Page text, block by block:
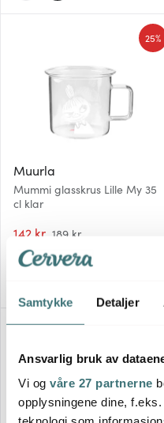
Samtykke Detaljer
Ansvarlig bruk av
Vi og våre 27 partnerne
opplysningene dine,
Muurla
Mummi glasskrus Lille My 35
cl klar
142 kr 189 kr
25%
På lager